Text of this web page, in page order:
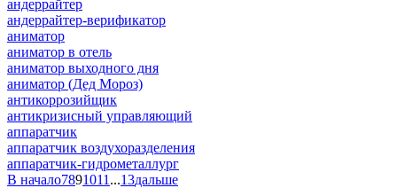
андеррайтер
андеррайтер-верификатор
аниматор
аниматор в отель
аниматор выходного дня
аниматор (Дед Мороз)
антикоррозийщик
антикризисный управляющий
аппаратчик
аппаратчик воздухоразделения
аппаратчик-гидрометаллург
В начало7891011 ...13дальше